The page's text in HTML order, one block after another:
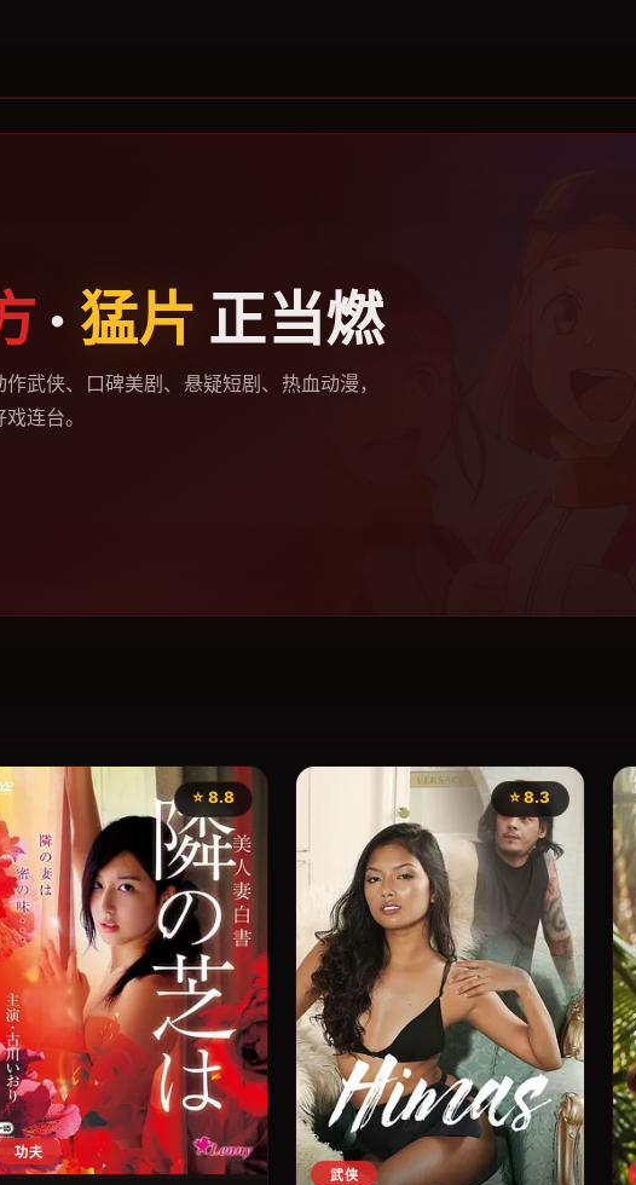
· 猛片 正当燃
武侠、口碑美剧、悬疑短剧、热血动漫，
连台。
⭐ 8.8
功夫
⭐ 8.3
武侠